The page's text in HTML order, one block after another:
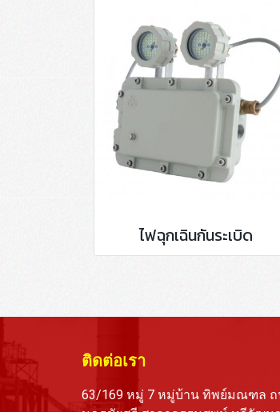
ไฟฉุกเฉินกันระเบิด
ติดต่อเรา
63/169 หมู่ 7 หมู่บ้าน ทิพย์มณฑล ถ